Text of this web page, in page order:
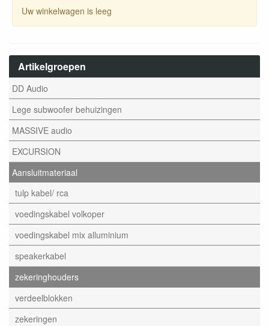
Uw winkelwagen is leeg
Artikelgroepen
DD Audio
Lege subwoofer behuizingen
MASSIVE audio
EXCURSION
Aansluitmateriaal
tulp kabel/ rca
voedingskabel volkoper
voedingskabel mix alluminium
speakerkabel
zekeringhouders
verdeelblokken
zekeringen